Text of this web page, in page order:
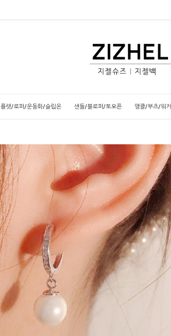
플랫/로퍼/운동화/슬립온 샌들/블로퍼/토오픈 앵클/부츠/워커